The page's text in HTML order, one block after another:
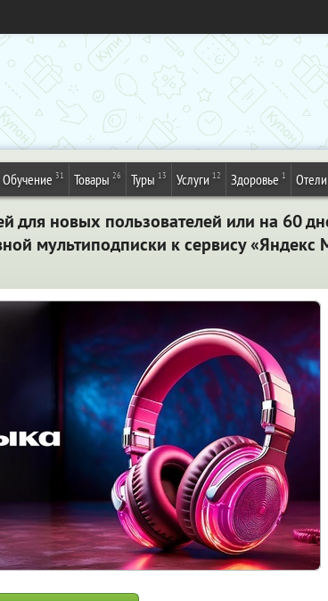
Обучение 31 Товары 26 Туры 13 Услуги 12 Здоровье 1 Отели
для новых пользователей или на 60
мультиподписки к сервису